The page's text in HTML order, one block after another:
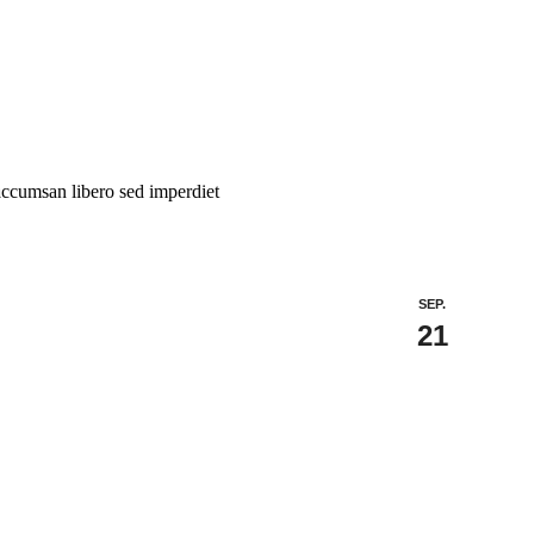
libero sed imperdiet
SEP.
21